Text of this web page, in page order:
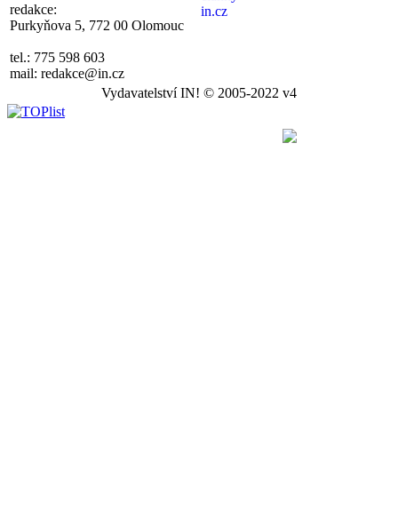
redakce:
Purkyňova 5, 772 00 Olomouc
tel.: 775 598 603
mail: redakce@in.cz
Vydavatelství IN! © 2005-2022 v4